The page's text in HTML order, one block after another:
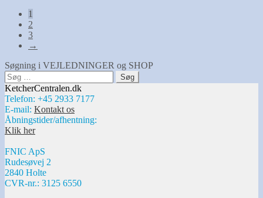
1
2
3
→
Søgning i VEJLEDNINGER og SHOP
Søg
efter:
KetcherCentralen.dk
Telefon: +45 2933 7177
E-mail: Kontakt os
Åbningstider/afhentning:
Klik her
FNIC ApS
Rudesøvej 2
2840 Holte
CVR-nr.: 3125 6550